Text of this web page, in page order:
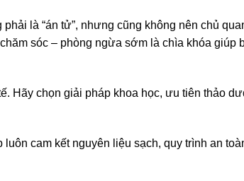
là “án tử”, nhưng cũng không nên chủ
sóc – phòng ngừa sớm là chìa khóa giúp
Hãy chọn giải pháp khoa học, ưu tiên thảo
cam kết nguyên liệu sạch, quy trình an